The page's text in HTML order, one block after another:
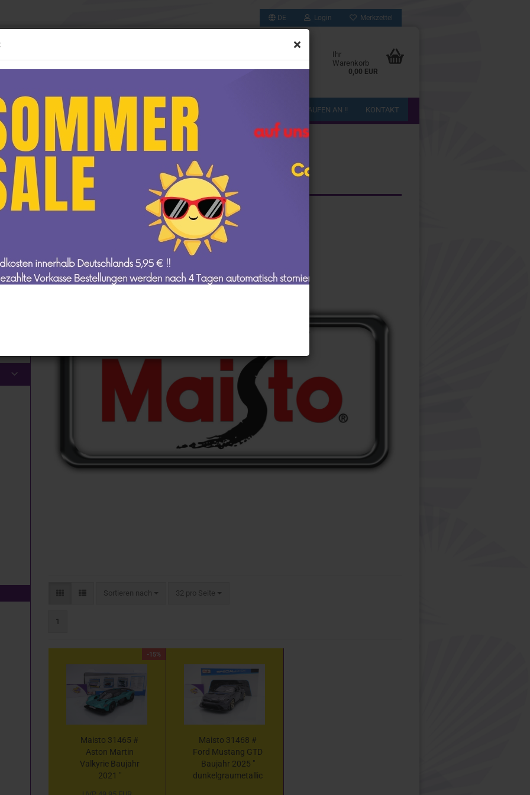
DE Login Merkzettel
Ihr
Warenkorb
0,00 EUR
MODELLE 1:43 MODELLE NEUE GESCHÄFTSRÄUME !! WIR KAUFEN AN !! KONTAKT
WEITERE
anzeigen
1:12 Modelle anzeigen
GP Replicas
GT Spirit
Ottomobile
Schuco
Spark
anzeigen
Startseite » 1:18 Modelle » Maisto
Sortieren nach
Sortieren nach 32 pro Seite
pro Seite
1
-15%
Maisto 31465 #
Aston Martin
Valkyrie Baujahr
2021 "
Maisto 31468 #
Ford Mustang GTD
Baujahr 2025 "
dunkelgraumetallic